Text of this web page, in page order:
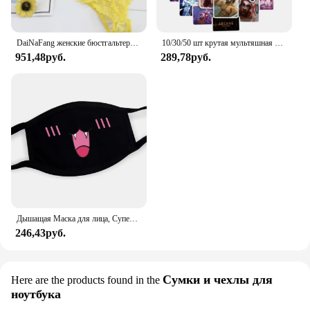
951,48руб. 289,78руб.
Дышащая Маска для лица, Супер милое выражение, улыбка, для корейского черного Kpop, унисекс, кавайная хлопковая маска для рта, аниме
246,43руб.
Here are the products found in the Сумки и чехлы для
ноутбука